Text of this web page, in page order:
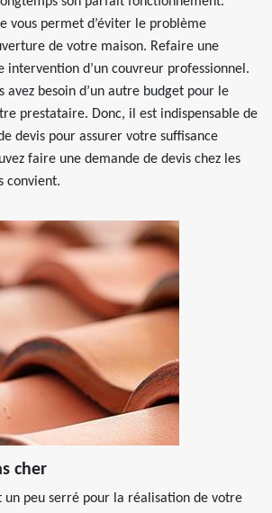
vous permet d’éviter le problème
de votre maison. Refaire une
intervention d’un couvreur professionnel.
avez besoin d’un autre budget pour le
prestataire. Donc, il est indispensable de
devis pour assurer votre suffisance
faire une demande de devis chez les
convient.
cher
un peu serré pour la réalisation de votre